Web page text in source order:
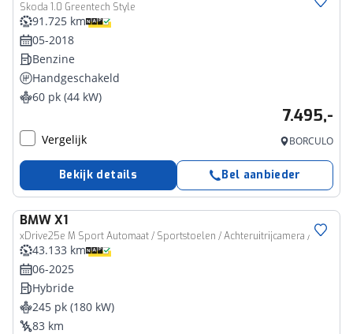
Skoda 1.0 Greentech Style
91.725 km
05-2018
Benzine
Handgeschakeld
60 pk (44 kW)
7.495,-
Vergelijk BORCULO
Bekijk details Bel aanbieder
BMWX1
xDrive25e M Sport Automaat / Sportstoelen / Achteruitrijcamera / Stoelverwarming
43.133 km
06-2025
Hybride
245 pk (180 kW)
83 km